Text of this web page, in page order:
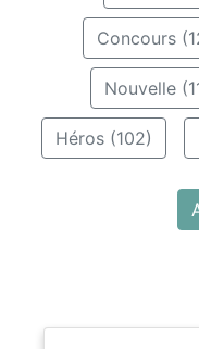
Concours
Nouvelle
Héros (102)